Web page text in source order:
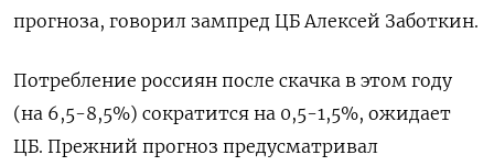
прогноза, говорил зампред ЦБ Алексей Заботкин.
Потребление россиян после скачка в этом году
(на 6,5-8,5%) сократится на 0,5-1,5%, ожидает
ЦБ. Прежний прогноз предусматривал